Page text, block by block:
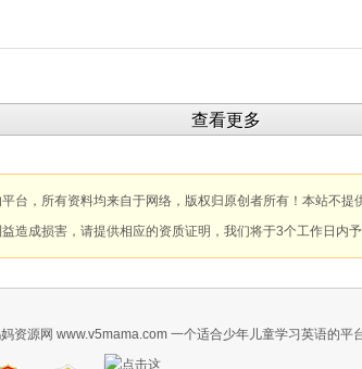
查看更多
台，所有资料均来自于网络，版权归原创者所有！本站不
造成损害，请提供相应的资质证明，我们将于3个工作日内予
资源网 www.v5mama.com 一个适合少年儿童学习英语的平